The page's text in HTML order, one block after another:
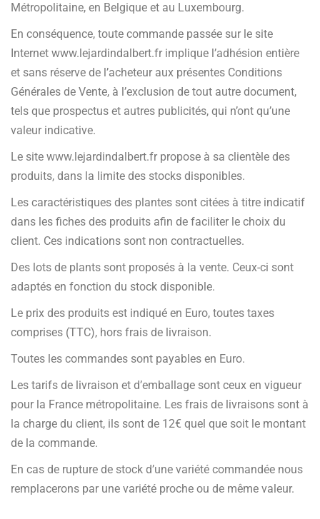
Métropolitaine, en Belgique et au Luxembourg.
En conséquence, toute commande passée sur le site
Internet www.lejardindalbert.fr implique l’adhésion entière
et sans réserve de l’acheteur aux présentes Conditions
Générales de Vente, à l’exclusion de tout autre document,
tels que prospectus et autres publicités, qui n’ont qu’une
valeur indicative.
Le site www.lejardindalbert.fr propose à sa clientèle des
produits, dans la limite des stocks disponibles.
Les caractéristiques des plantes sont citées à titre indicatif
dans les fiches des produits afin de faciliter le choix du
client. Ces indications sont non contractuelles.
Des lots de plants sont proposés à la vente. Ceux-ci sont
adaptés en fonction du stock disponible.
Le prix des produits est indiqué en Euro, toutes taxes
comprises (TTC), hors frais de livraison.
Toutes les commandes sont payables en Euro.
Les tarifs de livraison et d’emballage sont ceux en vigueur
pour la France métropolitaine. Les frais de livraisons sont à
la charge du client, ils sont de 12€ quel que soit le montant
de la commande.
En cas de rupture de stock d’une variété commandée nous
remplacerons par une variété proche ou de même valeur.